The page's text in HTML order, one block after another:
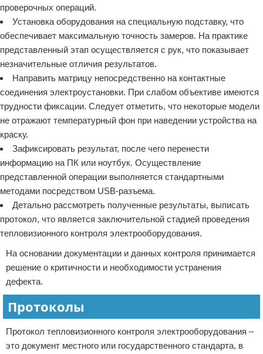
проверочных операций.
Установка оборудования на специальную подставку, что
обеспечивает максимальную точность замеров. На практике
представленный этап осуществляется с рук, что показывает
незначительные отличия результатов.
Направить матрицу непосредственно на контактные
соединения электроустановки. При слабом объективе имеются
трудности фиксации. Следует отметить, что некоторые модели
не отражают температурный фон при наведении устройства на
краску.
Зафиксировать результат, после чего перенести
информацию на ПК или ноутбук. Осуществление
представленной операции выполняется стандартными
методами посредством USB-разъема.
Детально рассмотреть полученные результаты, выписать
протокол, что является заключительной стадией проведения
тепловизионного контроля электрооборудования.
На основании документации и данных контроля принимается
решение о критичности и необходимости устранения
дефекта.
Протоколы
Протокол тепловизионного контроля электрооборудования –
это документ местного или государственного стандарта, в